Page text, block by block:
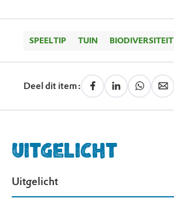
SPEELTIP TUIN BIODIVERSITEIT
Deel dit item:
Uitgelicht
Uitgelicht